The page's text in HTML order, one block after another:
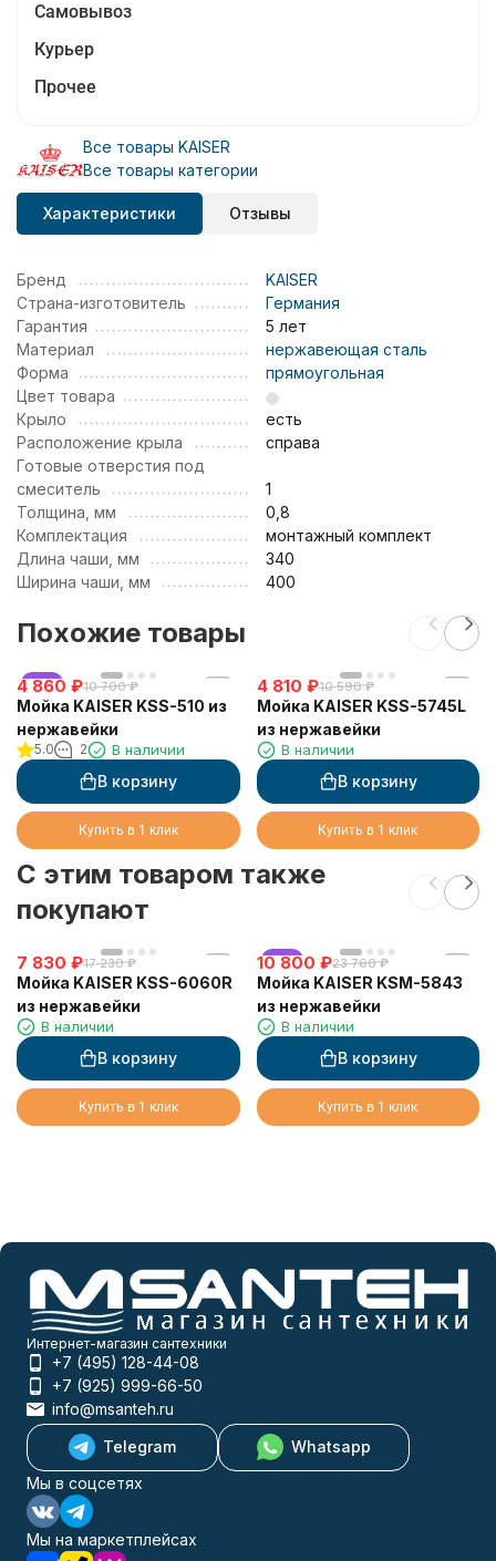
Самовывоз
Курьер
Прочее
Все товары KAISER
Все товары категории
Характеристики Отзывы
Бренд
KAISER
Страна-изготовитель
Германия
Гарантия
5 лет
Материал
нержавеющая сталь
Форма
прямоугольная
Цвет товара
Крыло
есть
Расположение крыла
справа
Готовые отверстия под
смеситель
1
Толщина, мм
0,8
Комплектация
монтажный комплект
Длина чаши, мм
340
Ширина чаши, мм
400
Похожие товары
хит
4 860 ₽10 700 ₽
Мойка KAISER KSS-510 из
нержавейки
5.0 2 В наличии
В корзину
Купить в 1 клик
4 810 ₽10 590 ₽
Мойка KAISER KSS-5745L
из нержавейки
В наличии
В корзину
Купить в 1 клик
C этим товаром также
покупают
7 830 ₽17 230 ₽
Мойка KAISER KSS-6060R
из нержавейки
В наличии
В корзину
Купить в 1 клик
хит
10 800 ₽23 760 ₽
Мойка KAISER KSM-5843
из нержавейки
В наличии
В корзину
Купить в 1 клик
Интернет-магазин сантехники
+7 (495) 128-44-08
+7 (925) 999-66-50
info@msanteh.ru
Telegram
Whatsapp
Мы в соцсетях
Мы на маркетплейсах